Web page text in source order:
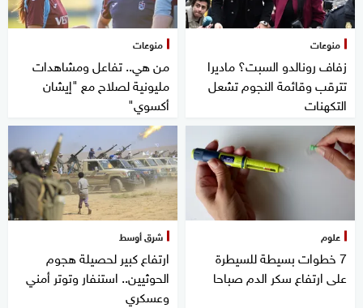
منوعات
زفاف رونالدو السبت؟ ماديرا
تترقب وقائمة النجوم تشعل
التكهنات
منوعات
من هي.. تفاعل ومشاهدات
مليونية لصلاح مع "إيشان
أكسوي"
علوم
7 خطوات بسيطة للسيطرة
على ارتفاع سكر الدم صباحا
شرق أوسط
ارتفاع كبير لحصيلة هجوم
الحوثيين.. استنفار وتوتر أمني
وعسكري